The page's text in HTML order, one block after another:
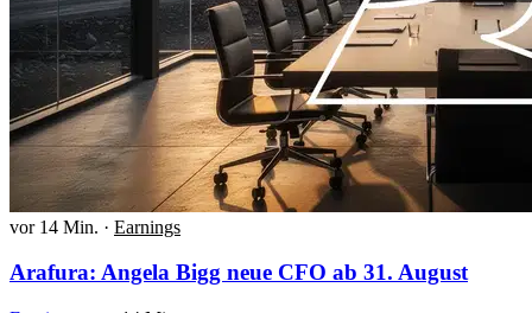
vor 14 Min. · Earnings
Arafura: Angela Bigg neue CFO ab 31. August